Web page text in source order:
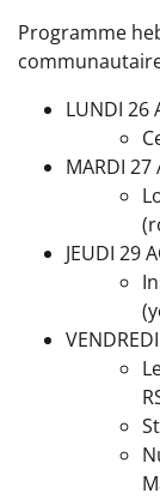
Programme
LUNDI 26
MARDI 27
JEUDI 29